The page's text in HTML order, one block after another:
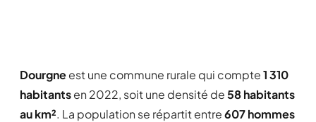
Dourgneest une commune rurale qui compte1 310
habitantsen 2022, soit une densité de58 habitants
au km². La population se répartit entre607 hommes